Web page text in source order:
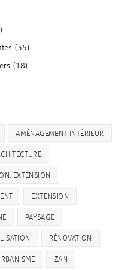
(35)
(18)
AMÉNAGEMENT INTÉRIEUR
EXTENSION
EXTENSION
PAYSAGE
RÉNOVATION
ZAN